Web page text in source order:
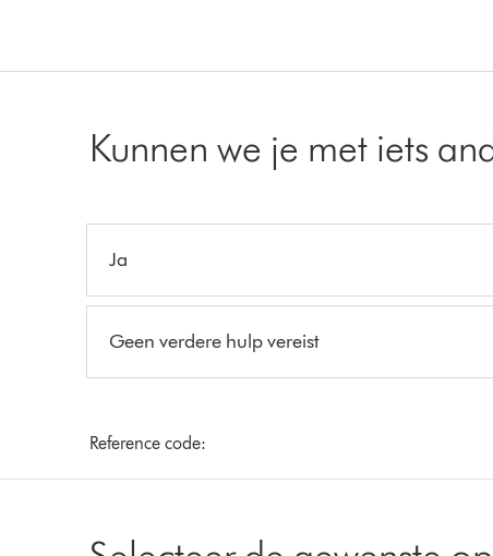
Kunnen we je met iets
Ja
Geen verdere hulp vereist
Reference code: